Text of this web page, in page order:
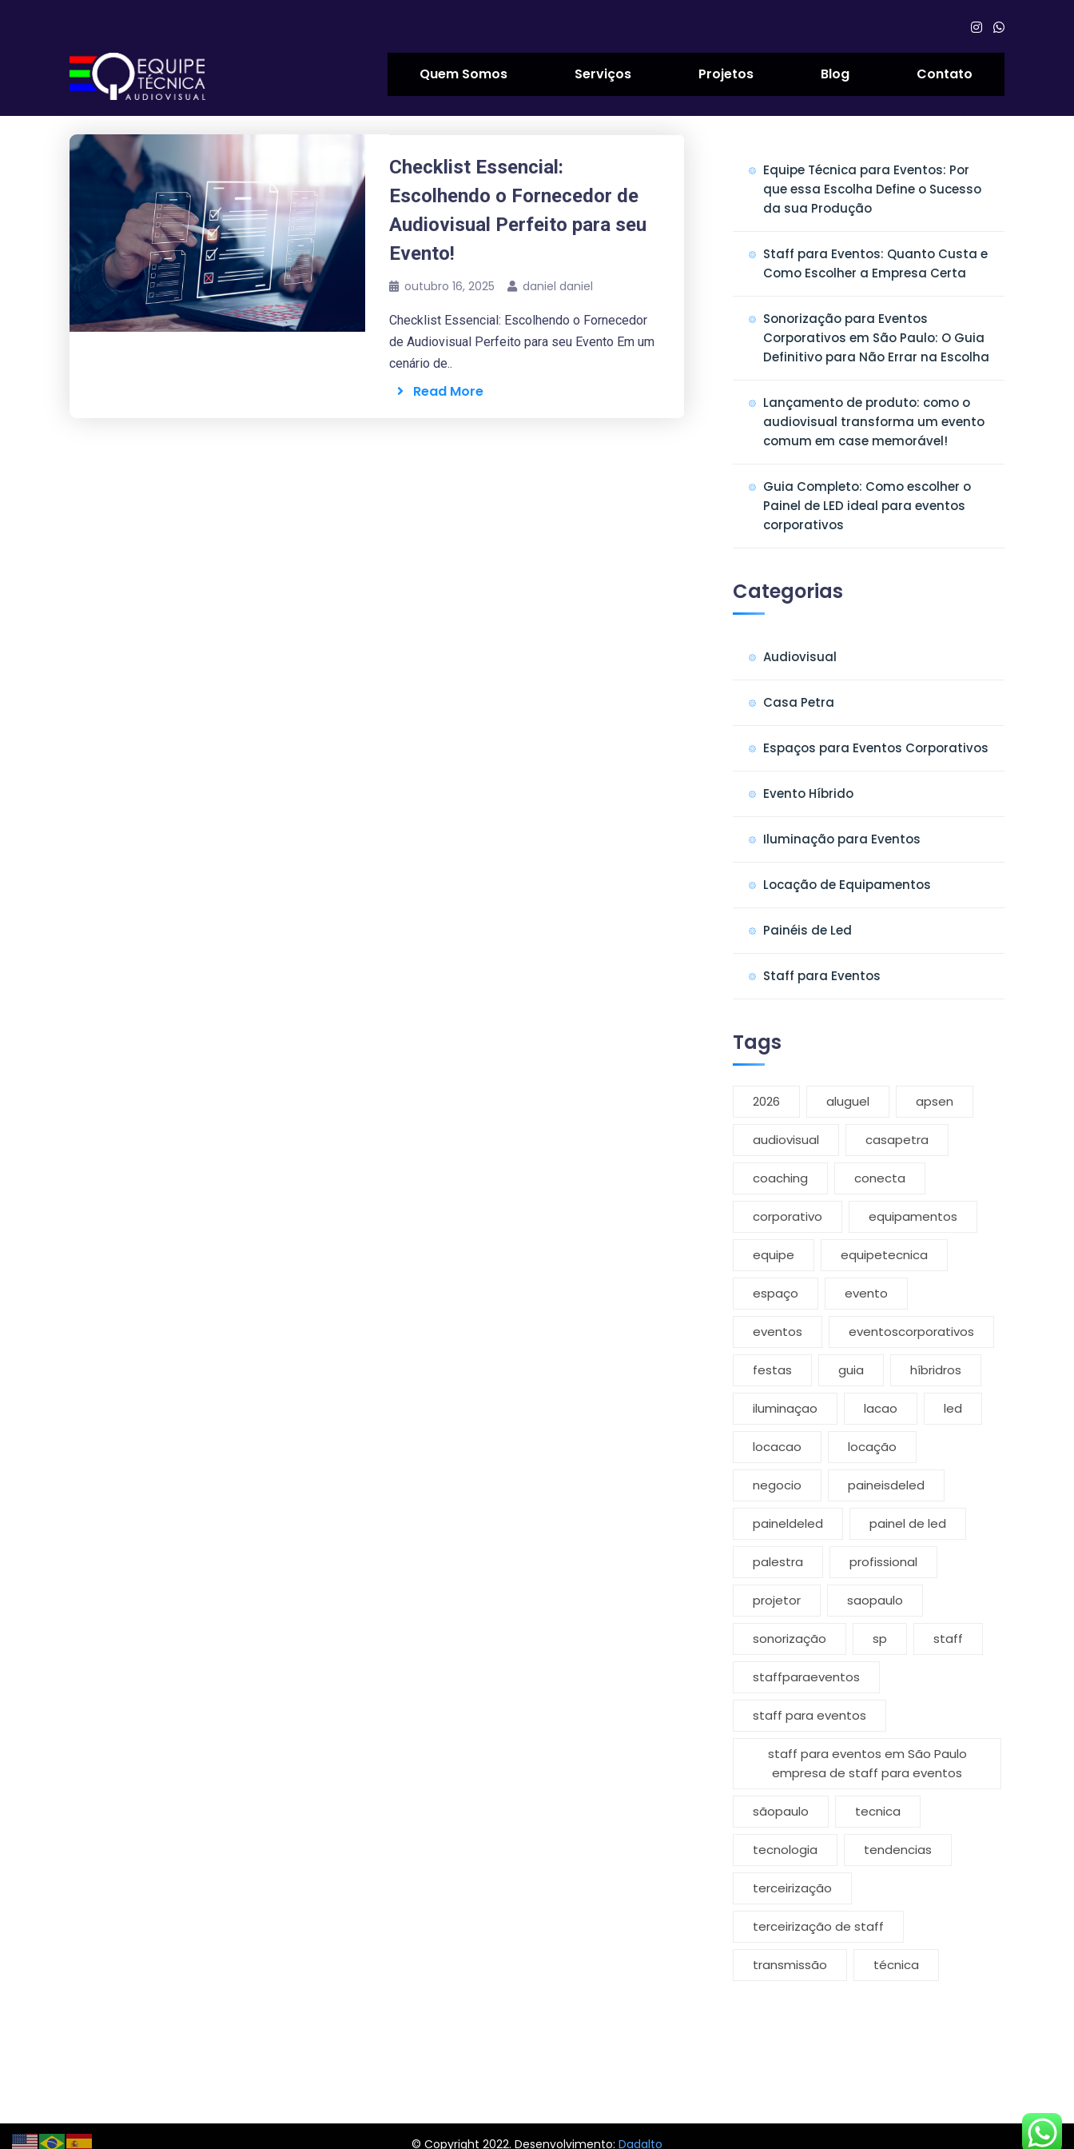
Quem Somos Serviços Projetos Blog Contato
Tag:iluminação
Checklist Essencial:
Escolhendo o Fornecedor de
Audiovisual Perfeito para seu
Evento!
outubro 16, 2025 daniel daniel
Checklist Essencial: Escolhendo o Fornecedor
de Audiovisual Perfeito para seu Evento Em um
cenário de..
Read More
Pesquisar
por:
Equipe Técnica para Eventos: Por
que essa Escolha Define o Sucesso
da sua Produção
Staff para Eventos: Quanto Custa e
Como Escolher a Empresa Certa
Sonorização para Eventos
Corporativos em São Paulo: O Guia
Definitivo para Não Errar na Escolha
Lançamento de produto: como o
audiovisual transforma um evento
comum em case memorável!
Guia Completo: Como escolher o
Painel de LED ideal para eventos
corporativos
Categorias
Audiovisual
Casa Petra
Espaços para Eventos Corporativos
Evento Híbrido
Iluminação para Eventos
Locação de Equipamentos
Painéis de Led
Staff para Eventos
Tags
2026 aluguel apsen
audiovisual casapetra
coaching conecta
corporativo equipamentos
equipe equipetecnica
espaço evento
eventos eventoscorporativos
festas guia híbridros
iluminaçao lacao led
locacao locação
negocio paineisdeled
paineldeled painel de led
palestra profissional
projetor saopaulo
sonorização sp staff
staffparaeventos
staff para eventos
staff para eventos em São Paulo
empresa de staff para eventos
sãopaulo tecnica
tecnologia tendencias
terceirização
terceirização de staff
transmissão técnica
© Copyright 2022. Desenvolvimento: Dadalto